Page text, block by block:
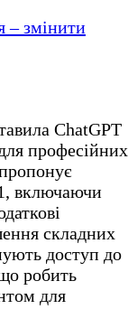
– змінити
ChatGPT
професійних
включаючи
складних
доступ до
робить
для